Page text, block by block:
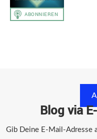
Blog via
Gib Deine E-Mail-Adresse